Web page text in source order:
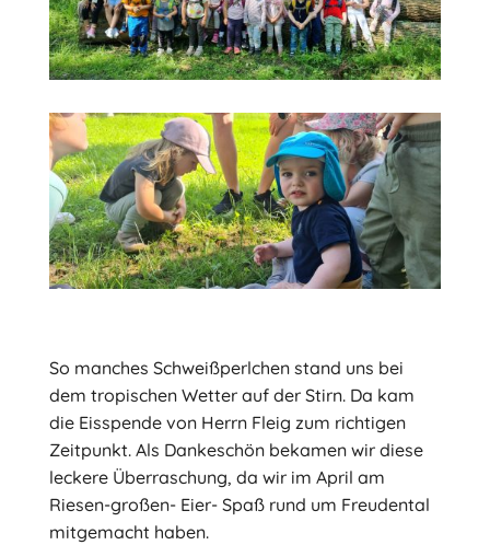
So manches Schweißperlchen stand uns bei
dem tropischen Wetter auf der Stirn. Da kam
die Eisspende von Herrn Fleig zum richtigen
Zeitpunkt. Als Dankeschön bekamen wir diese
leckere Überraschung, da wir im April am
Riesen-großen- Eier- Spaß rund um Freudental
mitgemacht haben.